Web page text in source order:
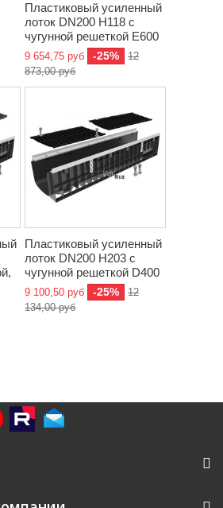
Пластиковый усиленный
лоток DN200 H118 с
чугунной решеткой E600
9 654,75 руб -25%
12
873,00 руб
Пластиковый усиленный
лоток DN200 H203 с
чугунной решеткой D400
9 100,50 руб -25%
12
134,00 руб